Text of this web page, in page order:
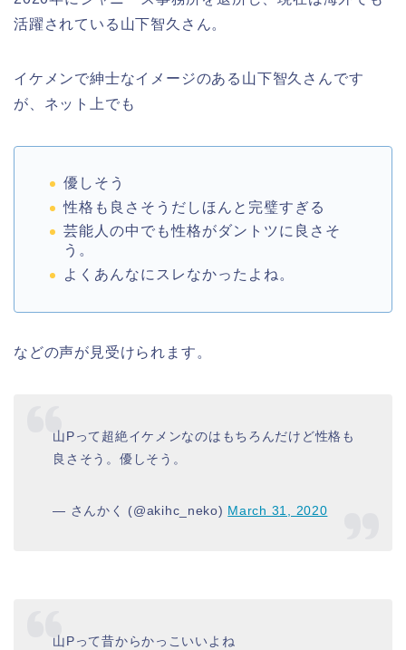
活躍されている山下智久さん。
イケメンで紳士なイメージのある山下智久さんです
が、ネット上でも
優しそう
性格も良さそうだしほんと完璧すぎる
芸能人の中でも性格がダントツに良さそ
う。
よくあんなにスレなかったよね。
などの声が見受けられます。
山Pって超絶イケメンなのはもちろんだけど性格も
良さそう。優しそう。
— さんかく (@akihc_neko) March 31, 2020
山Pって昔からかっこいいよね